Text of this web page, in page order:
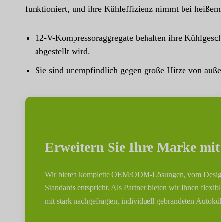
funktioniert, und ihre Kühleffizienz nimmt bei
12-V-Kompressoraggregate behalten ihre
abgestellt wird.
Sie sind unempfindlich gegen große Hitze von
Erweitern Sie Ihre Marke
Wir bieten komplette OEM/ODM-Lösungen, vom
Standards entspricht. Als Partner bieten wir Ihnen
mit stark nachgefragten, individuell gebrandeten